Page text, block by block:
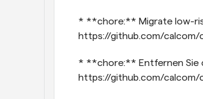
* **chore:** Migrate low-
https://github.com/calcom/
* **chore:** Entfernen Sie
https://github.com/calcom/